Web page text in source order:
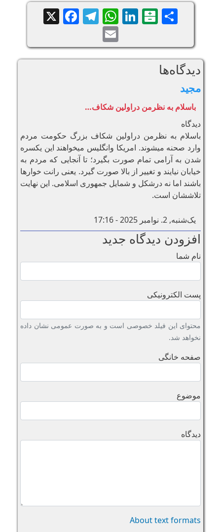
Share
Balatarin
LinkedIn
WhatsApp
Telegram
Facebook
X
Email
دیدگاه‌ها
مجید
باسلام به نظرمن دراولین شکاف…
دیدگاه
باسلام به نظرمن دراولین شکاف بزرگ حکومت مردم
وارد صحنه میشوند. امریکا وانگلیس میخواهند این یکسره
شدن به آرامی تمام صورت بگیرد؛ تا آنجایی که مردم به
خیابان نیایند و تغییر از بالا صورت گیرد. یعنی رانت خوارها
باشند اما نه درشکل و شمایل جمهوری اسلامی. این نهایت
تلاششان است.
یک‌شنبه, 2. نوامبر 2025 - 17:16
افزودن دیدگاه جدید
نام شما
پست الکترونیکی
محتوای این فیلد خصوصی است و به صورت عمومی نشان داده
نخواهد شد.
صفحه خانگی
موضوع
دیدگاه
About text formats